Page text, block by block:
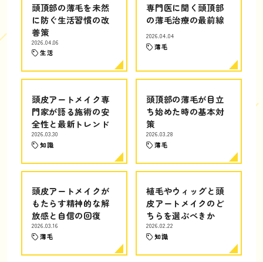
頭頂部の薄毛を未然
に防ぐ生活習慣の改
善策
2026.04.06
生活
専門医に聞く頭頂部
の薄毛治療の最前線
2026.04.04
薄毛
頭皮アートメイク専
門家が語る施術の安
全性と最新トレンド
2026.03.30
知識
頭頂部の薄毛が目立
ち始めた時の基本対
策
2026.03.28
薄毛
頭皮アートメイクが
もたらす精神的な解
放感と自信の回復
2026.03.16
薄毛
植毛やウィッグと頭
皮アートメイクのど
ちらを選ぶべきか
2026.02.22
知識